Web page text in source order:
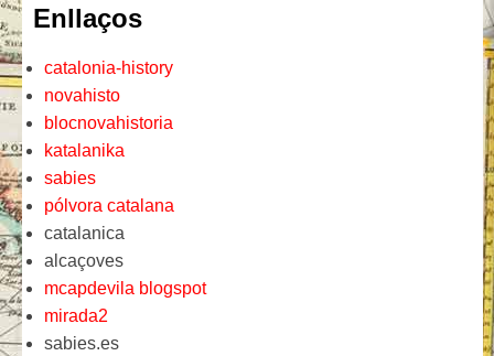
Enllaços
catalonia-history
novahisto
blocnovahistoria
katalanika
sabies
pólvora catalana
catalanica
alcaçoves
mcapdevila blogspot
mirada2
sabies.es